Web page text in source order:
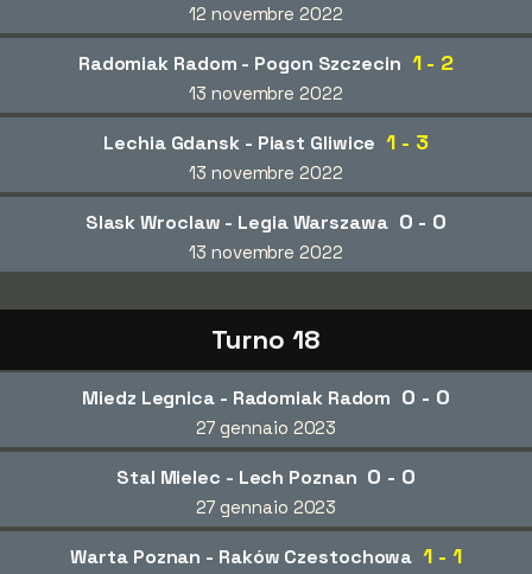
12 novembre 2022
Radomiak Radom - Pogon Szczecin 1 - 2
13 novembre 2022
Lechia Gdansk - Piast Gliwice 1 - 3
13 novembre 2022
Slask Wroclaw - Legia Warszawa 0 - 0
13 novembre 2022
Turno 18
Miedz Legnica - Radomiak Radom 0 - 0
27 gennaio 2023
Stal Mielec - Lech Poznan 0 - 0
27 gennaio 2023
Warta Poznan - Raków Czestochowa 1 - 1